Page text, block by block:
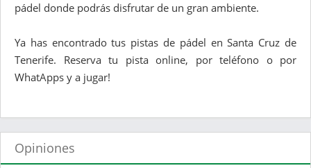
pádel donde podrás disfrutar de un gran ambiente.
Ya has encontrado tus pistas de pádel en Santa Cruz de
Tenerife. Reserva tu pista online, por teléfono o por
WhatApps y a jugar!
Opiniones